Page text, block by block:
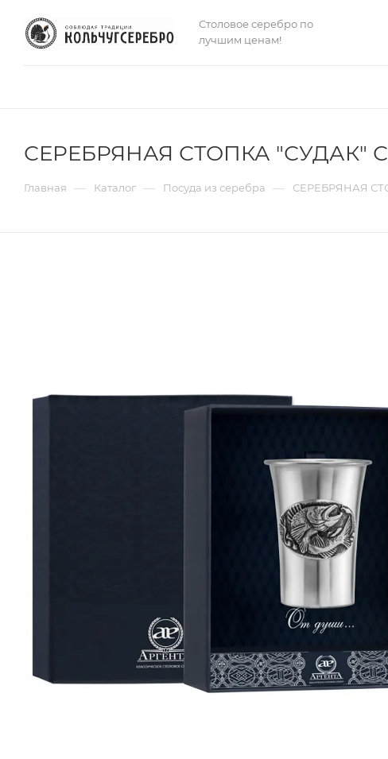
Столовое серебро по
лучшим ценам!
СЕРЕБРЯНАЯ СТОПКА "СУДАК"
Главная — Каталог — Посуда из серебра — СЕРЕБРЯНАЯ